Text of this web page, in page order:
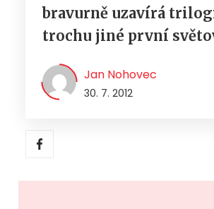
bravurně uzavírá
trochu jiné první
Jan Nohovec
30. 7. 2012